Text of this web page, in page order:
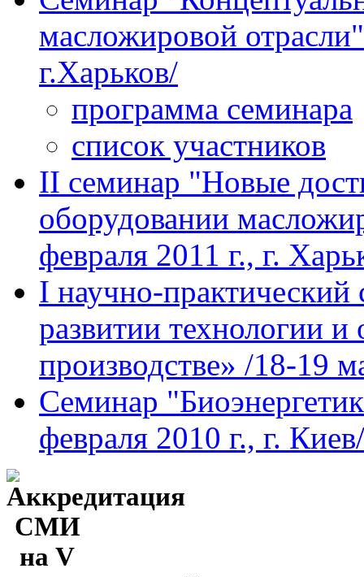
масложировой
г.Харьков/
программа семинара
список участников
II семинар "Новые
оборудовании
февраля 2011 г., г.
I научно-
развитии технологии
производстве» /18-19
Семинар
февраля 2010 г., г. Киев/